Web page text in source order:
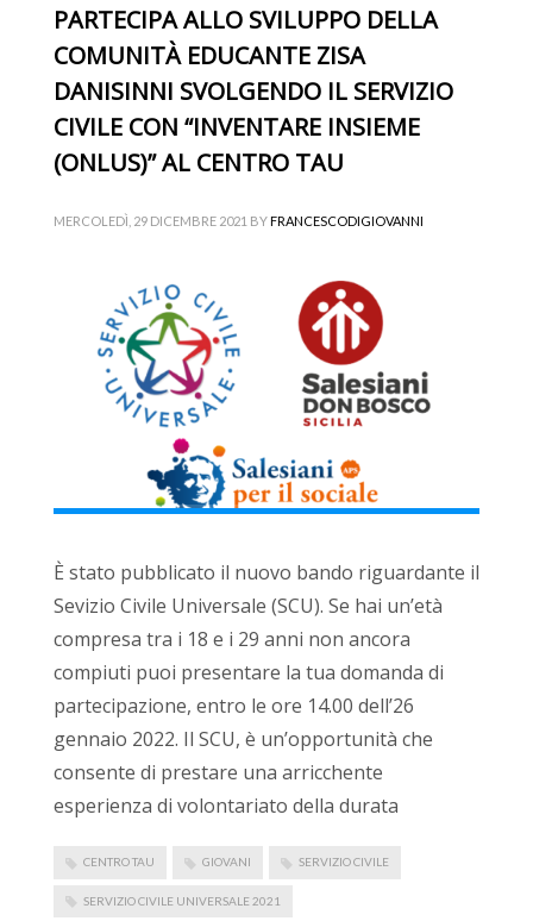
PARTECIPA ALLO SVILUPPO DELLA
COMUNITÀ EDUCANTE ZISA
DANISINNI SVOLGENDO IL SERVIZIO
CIVILE CON “INVENTARE INSIEME
(ONLUS)” AL CENTRO TAU
MERCOLEDÌ, 29 DICEMBRE 2021 BYFRANCESCODIGIOVANNI
È stato pubblicato il nuovo bando riguardante il
Sevizio Civile Universale (SCU). Se hai un’età
compresa tra i 18 e i 29 anni non ancora
compiuti puoi presentare la tua domanda di
partecipazione, entro le ore 14.00 dell’26
gennaio 2022. Il SCU, è un’opportunità che
consente di prestare una arricchente
esperienza di volontariato della durata
CENTRO TAU GIOVANI SERVIZIO CIVILE
SERVIZIO CIVILE UNIVERSALE 2021